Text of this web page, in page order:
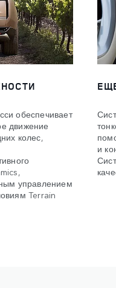
обеспечивает
движение
колес,
управлением
Terrain
и